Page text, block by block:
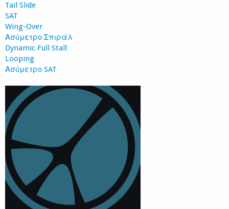
Tail Slide
SAT
Wing-Over
Ασύμετρο Σπιράλ
Dynamic Full Stall
Looping
Ασύμετρο SAT